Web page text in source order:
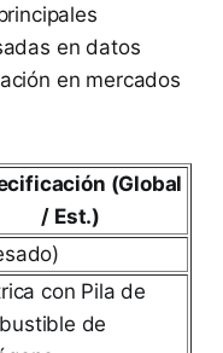
en datos
en mercados
(Global
/ Est.)
con Pila de
de